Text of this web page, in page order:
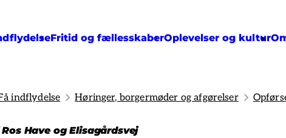
Fritid og fællesskaberOplevelser og kultur
indflydelse Høringer, borgermøder og afgørelser
Have og Elisagårdsvej